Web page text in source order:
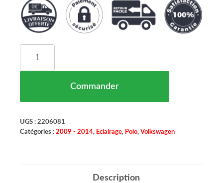
Commander
UGS : 2206081
Catégories : 2009 - 2014, Eclairage, Polo, Volkswagen
Description